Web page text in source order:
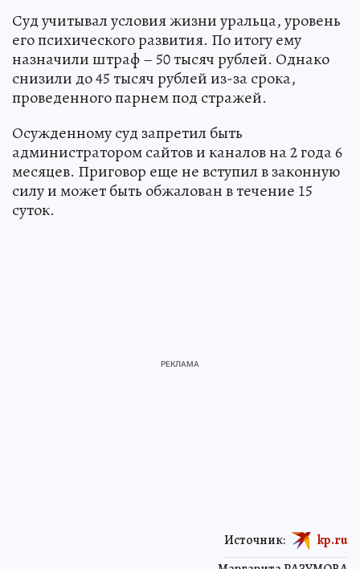
Суд учитывал условия жизни уральца, уровень
его психического развития. По итогу ему
назначили штраф – 50 тысяч рублей. Однако
снизили до 45 тысяч рублей из-за срока,
проведенного парнем под стражей.
Осужденному суд запретил быть
администратором сайтов и каналов на 2 года 6
месяцев. Приговор еще не вступил в законную
силу и может быть обжалован в течение 15
суток.
Источник: kp.ru